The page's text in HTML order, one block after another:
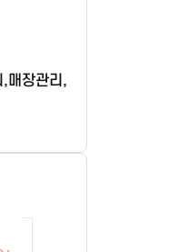
자(일반계약직) 신규 모집
,한돈) 포장 저울 채용합니다
수서점 오전메이트 채용
무하실 직원 모집합니다.
사자(영업.배송.상품진열)
,매장관리,